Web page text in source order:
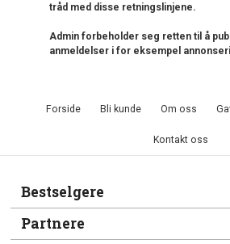
tråd med disse retningslinjene.
Admin forbeholder seg retten til å
anmeldelser i for eksempel
Forside Bli kunde Om oss
Kontakt oss
Bestselgere
Partnere